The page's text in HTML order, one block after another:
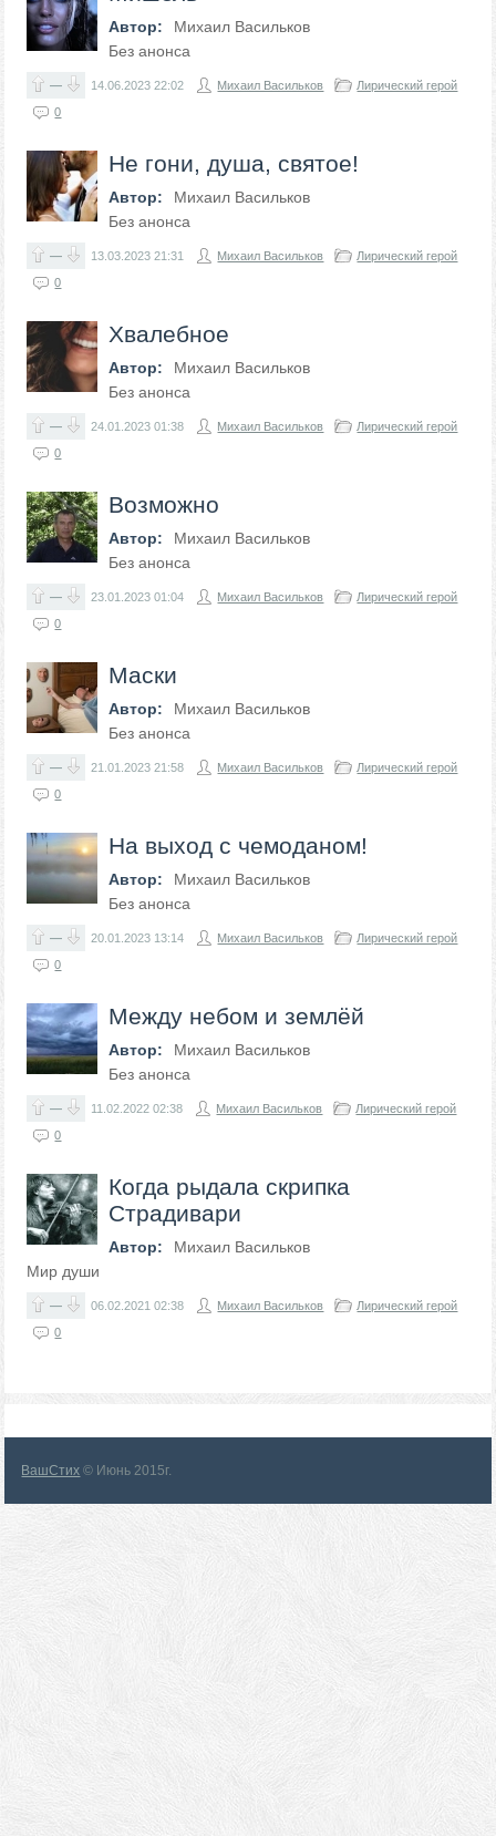
Автор:
Михаил Васильков
Без анонса
— 14.06.202322:02 Михаил Васильков
Лирический герой
0
Не гони, душа, святое!
Автор:
Михаил Васильков
Без анонса
— 13.03.202321:31 Михаил Васильков
Лирический герой
0
Хвалебное
Автор:
Михаил Васильков
Без анонса
— 24.01.202301:38 Михаил Васильков
Лирический герой
0
Возможно
Автор:
Михаил Васильков
Без анонса
— 23.01.202301:04 Михаил Васильков
Лирический герой
0
Маски
Автор:
Михаил Васильков
Без анонса
— 21.01.202321:58 Михаил Васильков
Лирический герой
0
На выход с чемоданом!
Автор:
Михаил Васильков
Без анонса
— 20.01.2023 13:14 Михаил Васильков
Лирический герой
0
Между небом и землёй
Автор:
Михаил Васильков
Без анонса
— 11.02.202202:38 Михаил Васильков
Лирический герой
0
Когда рыдала скрипка
Страдивари
Автор:
Михаил Васильков
Мир души
— 06.02.202102:38 Михаил Васильков
Лирический герой
0
ВашСтих © Июнь 2015г.